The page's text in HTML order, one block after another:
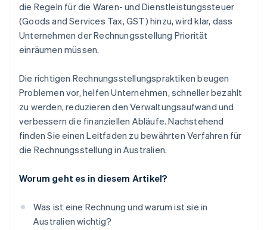
die Regeln für die Waren- und Dienstleistungssteuer
(Goods and Services Tax, GST) hinzu, wird klar, dass
Unternehmen der Rechnungsstellung Priorität
einräumen müssen.
Die richtigen Rechnungsstellungspraktiken beugen
Problemen vor, helfen Unternehmen, schneller bezahlt
zu werden, reduzieren den Verwaltungsaufwand und
verbessern die finanziellen Abläufe. Nachstehend
finden Sie einen Leitfaden zu bewährten Verfahren für
die Rechnungsstellung in Australien.
Worum geht es in diesem Artikel?
Was ist eine Rechnung und warum ist sie in
Australien wichtig?